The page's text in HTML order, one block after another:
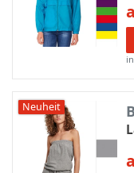
Neuheit